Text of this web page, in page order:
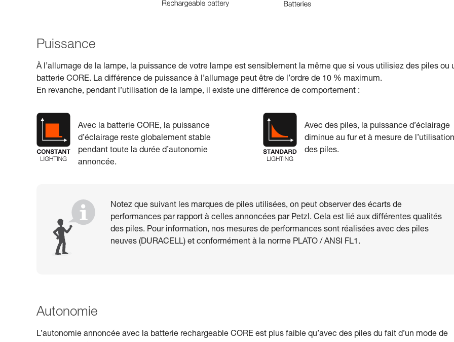
Puissance
À l’allumage de la lampe, la puissance de votre lampe est sensiblement la même que si vous utilisiez des piles ou
batterie CORE. La différence de puissance à l’allumage peut être de l’ordre de 10 % maximum.
En revanche, pendant l’utilisation de la lampe, il existe une différence de comportement :
Avec la batterie CORE, la puissance
d’éclairage reste globalement stable
pendant toute la durée d’autonomie
annoncée.
Avec des piles, la puissance d’éclairage
diminue au fur et à mesure de l’utilisation
des piles.
Notez que suivant les marques de piles utilisées, on peut observer des écarts de
performances par rapport à celles annoncées par Petzl. Cela est lié aux différentes qualités
des piles. Pour information, nos mesures de performances sont réalisées avec des piles
neuves (DURACELL) et conformément à la norme PLATO / ANSI FL1.
Autonomie
L’autonomie annoncée avec la batterie rechargeable CORE est plus faible qu’avec des piles du fait d’un mode de